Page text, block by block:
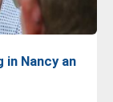
in Nancy an